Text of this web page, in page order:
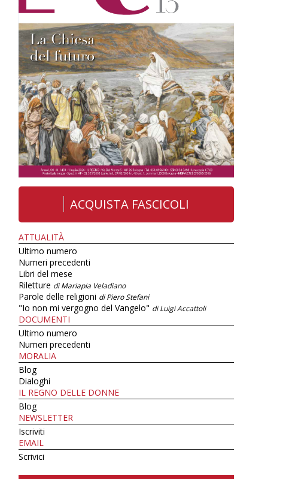
ACQUISTA FASCICOLI
ATTUALITÀ
Ultimo numero
Numeri precedenti
Libri del mese
Riletture di Mariapia Veladiano
Parole delle religioni di Piero Stefani
"Io non mi vergogno del Vangelo" di Luigi Accattoli
DOCUMENTI
Ultimo numero
Numeri precedenti
MORALIA
Blog
Dialoghi
IL REGNO DELLE DONNE
Blog
NEWSLETTER
Iscriviti
EMAIL
Scrivici